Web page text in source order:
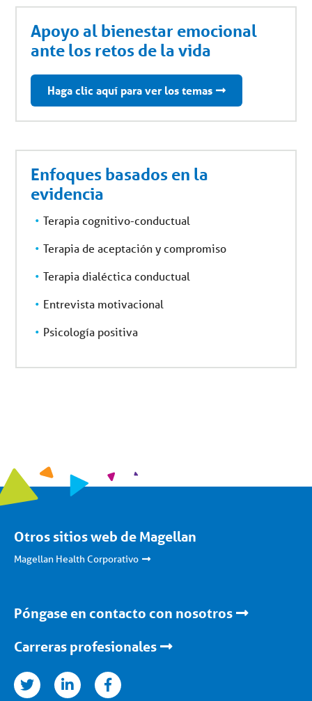
Apoyo al bienestar emocional
ante los retos de la vida
Haga clic aquí para ver los temas
Enfoques basados en la
evidencia
Terapia cognitivo-conductual
Terapia de aceptación y compromiso
Terapia dialéctica conductual
Entrevista motivacional
Psicología positiva
Otros sitios web de Magellan
Magellan Health Corporativo
Póngase en contacto con nosotros
Carreras profesionales
facebook